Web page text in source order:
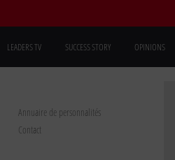
LEADERS TV SUCCESS STORY OPINIONS
Annuaire de personnalités
Contact